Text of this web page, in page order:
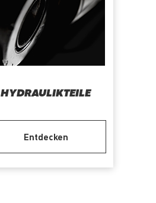
HYDRAULIKTEILE
Entdecken